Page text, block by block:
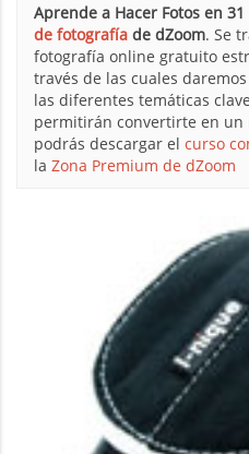
Aprende a Hacer Fotos en 31
de fotografía de dZoom. Se
fotografía online gratuito
través de las cuales
las diferentes temáticas
permitirán convertirte en un
podrás descargar el curso
la Zona Premium de dZoom